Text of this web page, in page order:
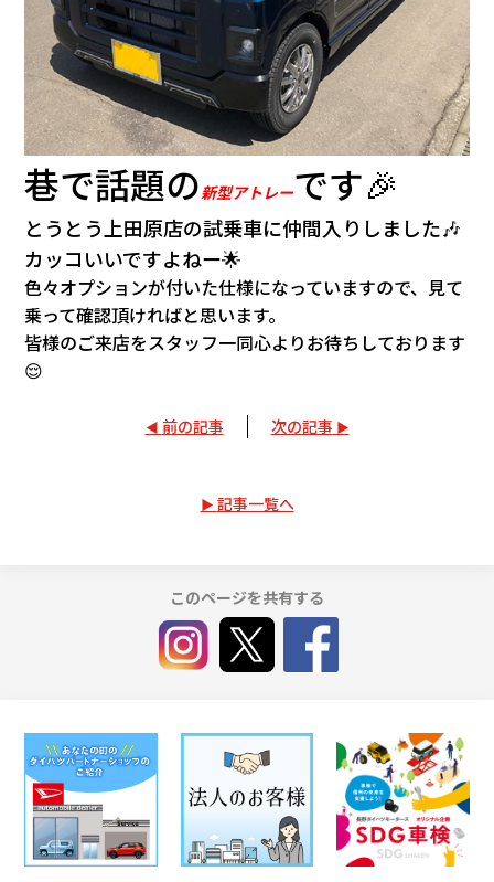
巷で話題の新型アトレーです🎉
とうとう上田原店の試乗車に仲間入りしました🎶
カッコいいですよねー🌟
色々オプションが付いた仕様になっていますので、見て
乗って確認頂ければと思います。
皆様のご来店をスタッフ一同心よりお待ちしております
😌
前の記事 次の記事
記事一覧へ
このページを共有する